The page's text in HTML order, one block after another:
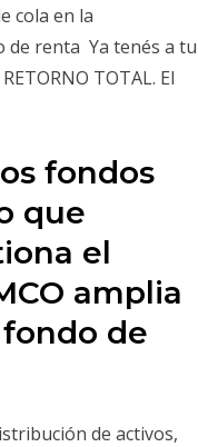
cola en la
de renta Ya tenés a tu
TOTAL. El
fondos
que
el
amplia
de
de activos,